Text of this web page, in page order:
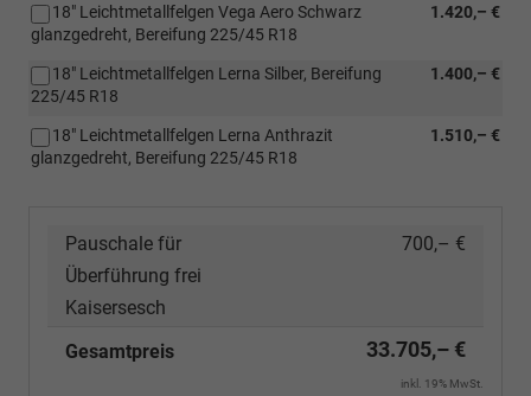
1.420,– €
18" Leichtmetallfelgen Vega Aero Schwarz
glanzgedreht, Bereifung 225/45 R18
1.400,– €
18" Leichtmetallfelgen Lerna Silber, Bereifung
225/45 R18
1.510,– €
18" Leichtmetallfelgen Lerna Anthrazit
glanzgedreht, Bereifung 225/45 R18
Pauschale für
Überführung frei
Kaisersesch
700,– €
Gesamtpreis 33.705,– €
inkl. 19% MwSt.